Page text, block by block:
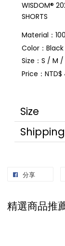
WISDOM®
SHORTS
Material：
Color：
Size：S / M /
Price：
Size
分享
精選商品推